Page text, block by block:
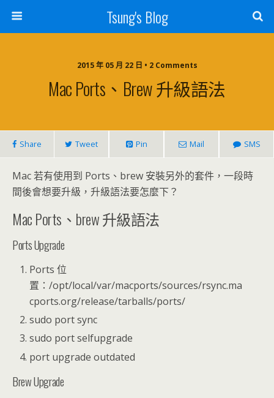
Tsung's Blog
2015 年 05 月 22 日 • 2 Comments
Mac Ports、brew 升級語法
Share Tweet Pin Mail SMS
Mac 若有使用到 Ports、brew 安裝另外的套件，一段時
間後會想要升級，升級語法要怎麼下？
Mac Ports、brew 升級語法
Ports Upgrade
Ports 位
置：/opt/local/var/macports/sources/rsync.ma
cports.org/release/tarballs/ports/
sudo port sync
sudo port selfupgrade
port upgrade outdated
Brew Upgrade